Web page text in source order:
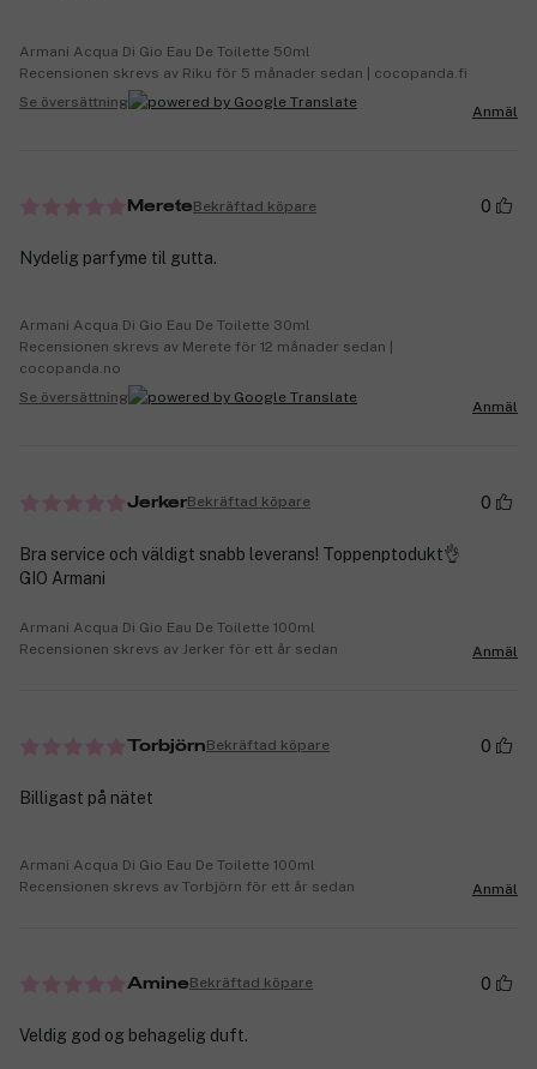
Armani Acqua Di Gio Eau De Toilette 50ml
Recensionen skrevs av Riku för 5 månader sedan | cocopanda.fi
Se översättning
Anmäl
MereteBekräftad köpare 0
Nydelig parfyme til gutta.
Armani Acqua Di Gio Eau De Toilette 30ml
Recensionen skrevs av Merete för 12 månader sedan |
cocopanda.no
Se översättning
Anmäl
JerkerBekräftad köpare 0
Bra service och väldigt snabb leverans! Toppenptodukt👌
GIO Armani
Armani Acqua Di Gio Eau De Toilette 100ml
Recensionen skrevs av Jerker för ett år sedan
Anmäl
TorbjörnBekräftad köpare 0
Billigast på nätet
Armani Acqua Di Gio Eau De Toilette 100ml
Recensionen skrevs av Torbjörn för ett år sedan
Anmäl
AmineBekräftad köpare 0
Veldig god og behagelig duft.